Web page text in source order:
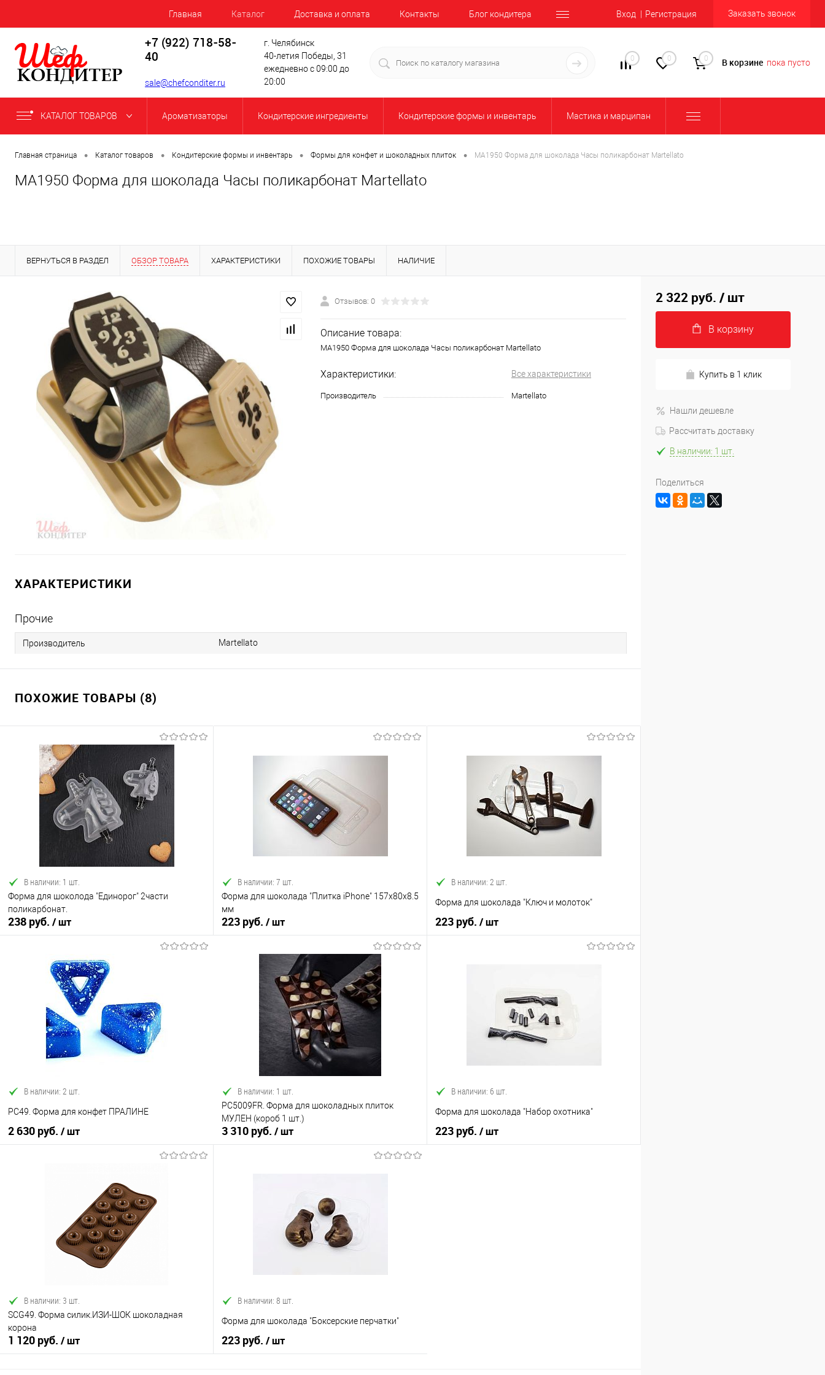
Главная Каталог Доставка и оплата Контакты Блог кондитера Вход Регистрация Заказать звонок
+7 (922) 718-58-
40
sale@chefconditer.ru
г. Челябинск
40-летия Победы, 31
ежедневно с 09:00 до
20:00
0 0 0 В корзине пока пусто
КАТАЛОГ ТОВАРОВ Ароматизаторы Кондитерские ингредиенты Кондитерские формы и инвентарь Мастика и марципан
Главная страница • Каталог товаров • Кондитерские формы и инвентарь • Формы для конфет и шоколадных плиток • МА1950 Форма для шоколада Часы поликарбонат Martellato
МА1950 Форма для шоколада Часы поликарбонат Martellato
ВЕРНУТЬСЯ В РАЗДЕЛ ОБЗОР ТОВАРА ХАРАКТЕРИСТИКИ ПОХОЖИЕ ТОВАРЫ НАЛИЧИЕ
Отзывов: 0
Описание товара:
МА1950 Форма для шоколада Часы поликарбонат Martellato
Характеристики: Все характеристики
Производитель Martellato
ХАРАКТЕРИСТИКИ
Прочие
Производитель Martellato
ПОХОЖИЕ ТОВАРЫ (8)
В наличии: 1 шт.
Форма для шоколода "Единорог" 2части
поликарбонат.
238 руб. / шт
В корзину
Купить в 1 клик
Сравнение
В избранное
В наличии
В наличии: 7 шт.
Форма для шоколада "Плитка iPhone" 157x80x8.5
мм
223 руб. / шт
В корзину
Купить в 1 клик
Сравнение
В избранное
В наличии
В наличии: 2 шт.
Форма для шоколада "Ключ и молоток"
223 руб. / шт
Сравнение
В избранное
В наличии: 2 шт.
PC49. Форма для конфет ПРАЛИНЕ
2 630 руб. / шт
В корзину
Купить в 1 клик
Сравнение
В избранное
В наличии: 1 шт.
PC5009FR. Форма для шоколадных плиток
МУЛЕН (короб 1 шт.)
3 310 руб. / шт
Купить в 1 клик
Сравнение
В наличии
В наличии: 6 шт.
Форма для шоколада "Набор охотника"
223 руб. / шт
В наличии: 3 шт.
SCG49. Форма силик.ИЗИ-ШОК шоколадная
корона
1 120 руб. / шт
В наличии: 8 шт.
Форма для шоколада "Боксерские перчатки"
223 руб. / шт
2 322 руб. / шт
В корзину
Купить в 1 клик
Нашли дешевле
Рассчитать доставку
В наличии: 1 шт.
Поделиться